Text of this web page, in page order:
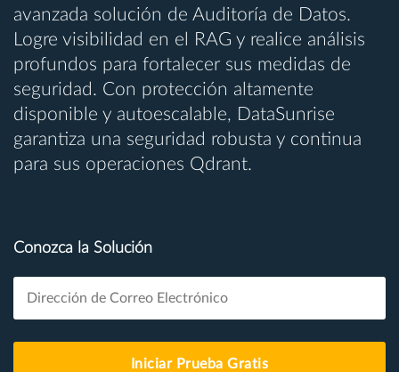
avanzada solución de Auditoría de Datos.
Logre visibilidad en el RAG y realice análisis
profundos para fortalecer sus medidas de
seguridad. Con protección altamente
disponible y autoescalable, DataSunrise
garantiza una seguridad robusta y continua
para sus operaciones Qdrant.
Conozca la Solución
Iniciar Prueba Gratis